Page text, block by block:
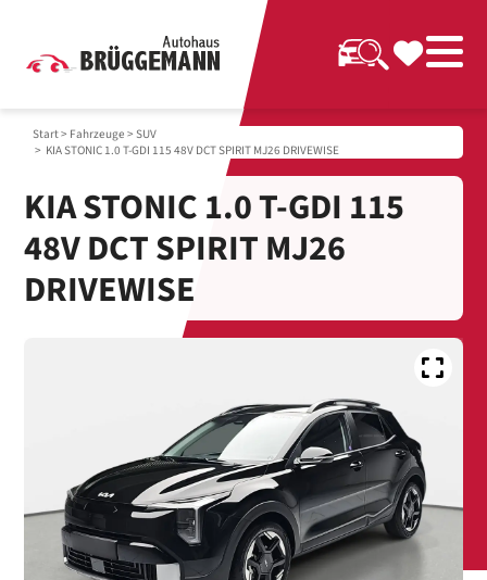
Start> Fahrzeuge > SUV
> KIA STONIC 1.0 T-GDI 115 48V DCT SPIRIT MJ26 DRIVEWISE
KIA STONIC 1.0 T-GDI 115
48V DCT SPIRIT MJ26
DRIVEWISE